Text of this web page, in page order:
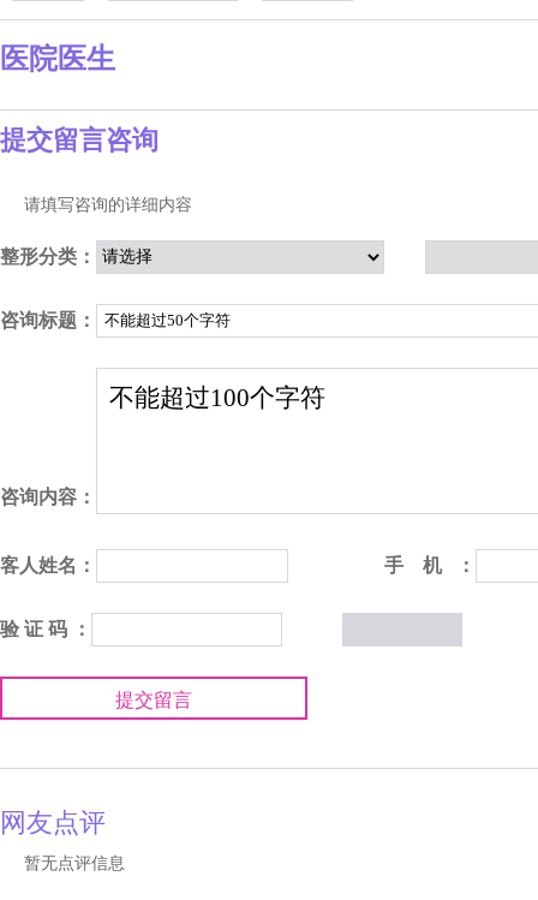
医院医生
提交留言咨询
请填写咨询的详细内容
整形分类：
咨询标题：
咨询内容：
客人姓名： 手 机 ：
验 证 码 ：
提交留言
网友点评
暂无点评信息